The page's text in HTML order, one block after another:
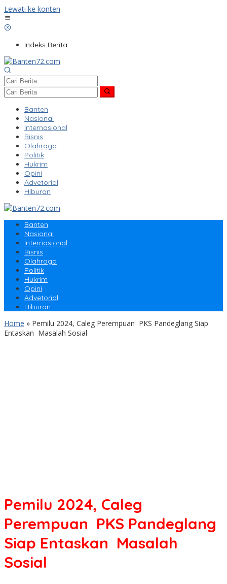
Lewati ke konten
Indeks Berita
Banten
Nasional
Internasional
Bisnis
Olahraga
Politik
Hukrim
Opini
Advetorial
Hiburan
Banten
Nasional
Internasional
Bisnis
Olahraga
Politik
Hukrim
Opini
Advetorial
Hiburan
Home » Pemilu 2024, Caleg Perempuan PKS Pandeglang Siap
Entaskan Masalah Sosial
Pemilu 2024, Caleg
Perempuan PKS Pandeglang
Siap Entaskan Masalah
Sosial